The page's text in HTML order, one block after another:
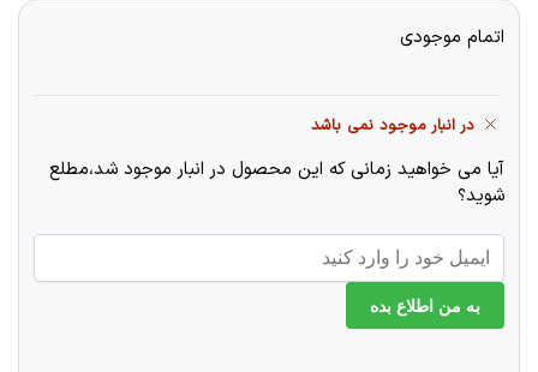
اتمام موجودی
در انبار موجود نمی باشد
آیا می خواهید زمانی که این محصول در انبار موجود شد،مطلع
شوید؟
به من اطلاع بده